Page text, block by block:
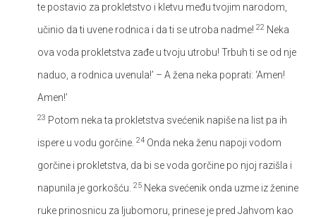
te postavio za prokletstvo i kletvu među tvojim narodom,
učinio da ti uvene rodnica i da ti se utroba nadme! 22 Neka
ova voda prokletstva zađe u tvoju utrobu! Trbuh ti se od nje
naduo, a rodnica uvenula!’ – A žena neka poprati: ‘Amen!
Amen!’
23 Potom neka ta prokletstva svećenik napiše na list pa ih
ispere u vodu gorčine. 24 Onda neka ženu napoji vodom
gorčine i prokletstva, da bi se voda gorčine po njoj razišla i
napunila je gorkošću. 25 Neka svećenik onda uzme iz ženine
ruke prinosnicu za ljubomoru, prinese je pred Jahvom kao